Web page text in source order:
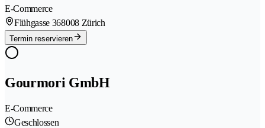
E-Commerce
Flühgasse 368008 Zürich
Termin reservieren
Gourmori GmbH
E-Commerce
Geschlossen